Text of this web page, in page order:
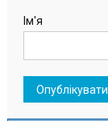
Ім'я